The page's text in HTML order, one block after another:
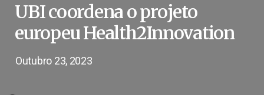
UBI coordena o projeto
europeu Health2Innovation
Outubro 23, 2023